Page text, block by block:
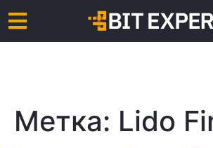
Метка: Lido